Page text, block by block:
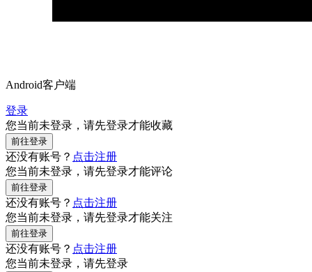
Android客户端
登录
您当前未登录，请先登录才能收藏
还没有账号？ 点击注册
您当前未登录，请先登录才能评论
还没有账号？ 点击注册
您当前未登录，请先登录才能关注
还没有账号？ 点击注册
您当前未登录，请先登录